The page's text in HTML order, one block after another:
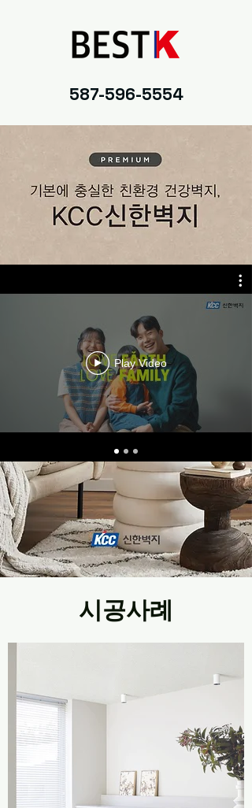
587-596-5554
Play Video
​시공사례